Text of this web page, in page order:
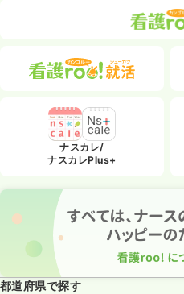
ナスカレ/
ナスカレPlus+
都道府県で探す